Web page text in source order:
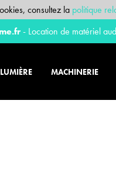
consultez la politique
- Location de matériel
LUMIÈRE MACHINERIE